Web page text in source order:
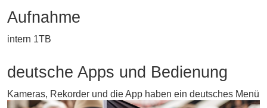
Aufnahme
intern 1TB
deutsche Apps und Bedienung
Kameras, Rekorder und die App haben ein deutsches Menü